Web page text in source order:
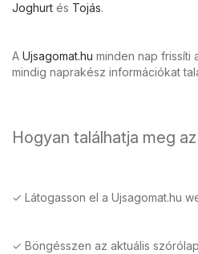
Joghurt és Tojás.
A Ujsagomat.hu minden nap frissíti
mindig naprakész információkat
Hogyan találhatja meg
✓ Látogasson el a Ujsagomat.hu
✓ Böngésszen az aktuális